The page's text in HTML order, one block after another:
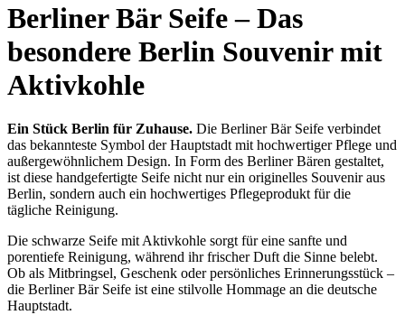
Berliner Bär Seife – Das
besondere Berlin Souvenir mit
Aktivkohle
Ein Stück Berlin für Zuhause. Die Berliner Bär Seife verbindet
das bekannteste Symbol der Hauptstadt mit hochwertiger Pflege und
außergewöhnlichem Design. In Form des Berliner Bären gestaltet,
ist diese handgefertigte Seife nicht nur ein originelles Souvenir aus
Berlin, sondern auch ein hochwertiges Pflegeprodukt für die
tägliche Reinigung.
Die schwarze Seife mit Aktivkohle sorgt für eine sanfte und
porentiefe Reinigung, während ihr frischer Duft die Sinne belebt.
Ob als Mitbringsel, Geschenk oder persönliches Erinnerungsstück –
die Berliner Bär Seife ist eine stilvolle Hommage an die deutsche
Hauptstadt.